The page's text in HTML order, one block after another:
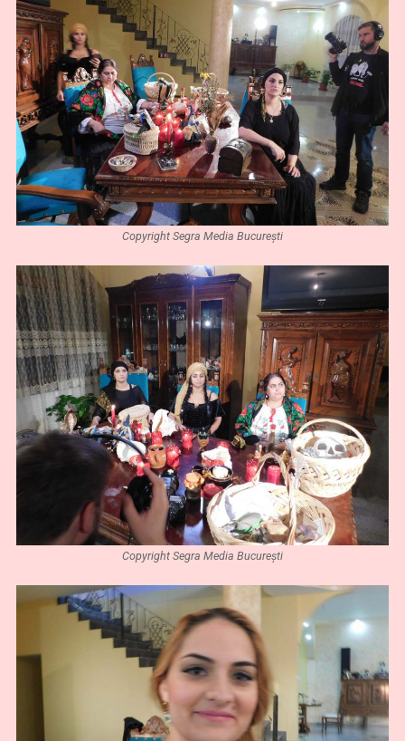
Copyright Segra Media București
Copyright Segra Media București